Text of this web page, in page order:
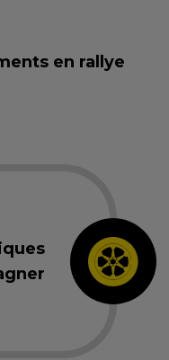
en rallye